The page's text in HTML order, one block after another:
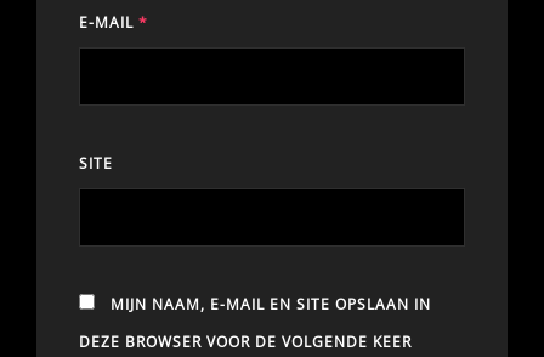
E-MAIL *
SITE
MIJN NAAM, E-MAIL EN SITE OPSLAAN IN
DEZE BROWSER VOOR DE VOLGENDE KEER